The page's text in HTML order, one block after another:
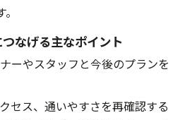
なげる主なポイント
ーやスタッフと今後のプランを
セス、通いやすさを再確認する